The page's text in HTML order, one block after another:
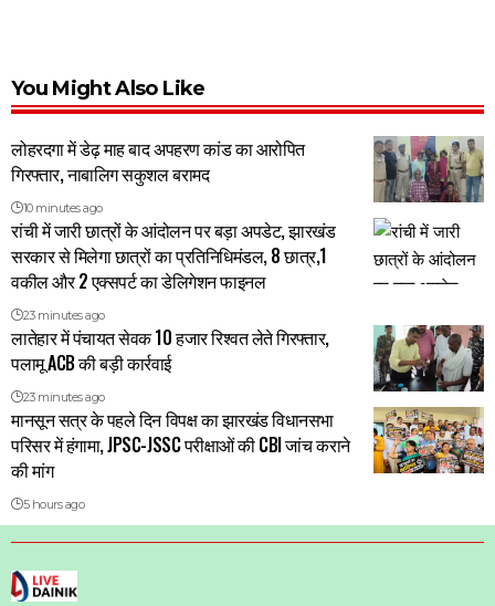
You Might Also Like
लोहरदगा में डेढ़ माह बाद अपहरण कांड का आरोपित
गिरफ्तार, नाबालिग सकुशल बरामद
10 minutes ago
रांची में जारी छात्रों के आंदोलन पर बड़ा अपडेट, झारखंड
सरकार से मिलेगा छात्रों का प्रतिनिधिमंडल, 8 छात्र,1
वकील और 2 एक्सपर्ट का डेलिगेशन फाइनल
23 minutes ago
लातेहार में पंचायत सेवक 10 हजार रिश्वत लेते गिरफ्तार,
पलामू ACB की बड़ी कार्रवाई
23 minutes ago
मानसून सत्र के पहले दिन विपक्ष का झारखंड विधानसभा
परिसर में हंगामा, JPSC-JSSC परीक्षाओं की CBI जांच कराने
की मांग
5 hours ago